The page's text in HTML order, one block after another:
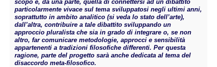
scopo è, da una parte, quella di connettersi ad un dibattito
particolarmente vivace sul tema sviluppatosi negli ultimi anni,
soprattutto in ambito analitico (si veda lo stato dell’arte),
dall’altra, contribuire a tale dibattito sviluppando un
approccio pluralista che sia in grado di integrare o, se non
altro, far comunicare metodologie, approcci e sensibilità
appartenenti a tradizioni filosofiche differenti. Per questa
ragione, parte del progetto sarà anche dedicata al tema del
disaccordo meta-filosofico.